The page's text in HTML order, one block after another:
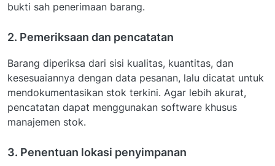
bukti sah penerimaan barang.
2. Pemeriksaan dan pencatatan
Barang diperiksa dari sisi kualitas, kuantitas, dan
kesesuaiannya dengan data pesanan, lalu dicatat untuk
mendokumentasikan stok terkini. Agar lebih akurat,
pencatatan dapat menggunakan software khusus
manajemen stok.
3. Penentuan lokasi penyimpanan